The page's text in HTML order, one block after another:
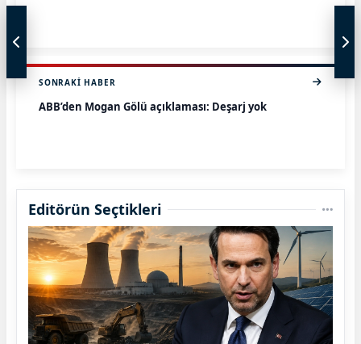
SONRAKI HABER
ABB’den Mogan Gölü açıklaması: Deşarj yok
Editörün Seçtikleri